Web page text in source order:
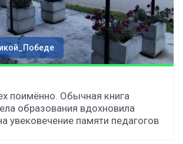
поимённо. Обычная книга
образования вдохновила
увековечение памяти педагогов